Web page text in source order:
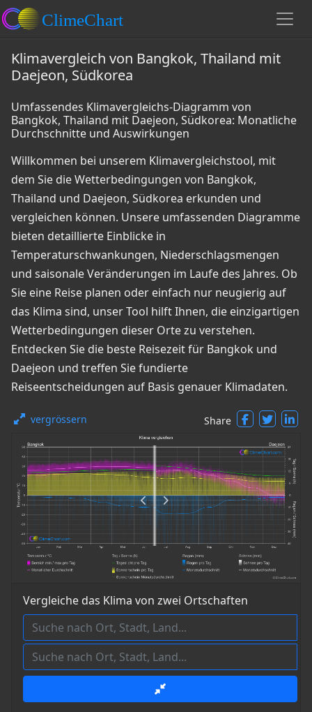
Klimavergleich von Bangkok, Thailand mit
Daejeon, Südkorea
Umfassendes Klimavergleichs-Diagramm von
Bangkok, Thailand mit Daejeon, Südkorea: Monatliche
Durchschnitte und Auswirkungen
Willkommen bei unserem Klimavergleichstool, mit
dem Sie die Wetterbedingungen von Bangkok,
Thailand und Daejeon, Südkorea erkunden und
vergleichen können. Unsere umfassenden Diagramme
bieten detaillierte Einblicke in
Temperaturschwankungen, Niederschlagsmengen
und saisonale Veränderungen im Laufe des Jahres. Ob
Sie eine Reise planen oder einfach nur neugierig auf
das Klima sind, unser Tool hilft Ihnen, die einzigartigen
Wetterbedingungen dieser Orte zu verstehen.
Entdecken Sie die beste Reisezeit für Bangkok und
Daejeon und treffen Sie fundierte
Reiseentscheidungen auf Basis genauer Klimadaten.
vergrössern Share
Vergleiche das Klima von zwei Ortschaften